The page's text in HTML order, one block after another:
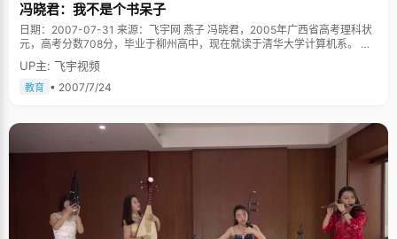
自己给自己压力，成绩老是提高不上去"，高立力说，"还有心态也不对，过
于追求名次，想冲击全省前几名，而且想着非清华不上，高考那几天满脑子
想的就是高考要考多好等等，越想越紧张，做题的时候异常谨慎，结果速度
下来了，失误也多了。" 高立力高考失误是所有人都没有想到的，不仅对他自
己，对家里，对学校打击都很大，这在当时可谓是个"爆炸性的新闻"了，因
为校长曾经对他信心百倍："所有人都可能考不上清华，但高立力肯定能考
上。"得知名落孙山以后，高立力几乎不敢回学校，觉得愧对所有老师，校
经历，很多人跟高立力一样仅仅因为几分而与清华失之交臂。出于 "同病相
怜"的感觉，高立力很快融入了这个集体。他认真分析了自己失利的原因，得
出了高考不能争名夺利，负担过重的结论。高立力说高四是自己整个高中过
得最轻松最快乐的一年，一是因为本来基础就很扎实，二是心里没有包袱
了："以前想的是&lsquo;我非清华不读&rsquo;，第二年想的是&lsquo;我尽
量去考，除了清华，其他一些学校也挺好的。&rsquo;"心态放轻松了，高立
力的学习也有了很大的进步。第二次高考中，他正常发挥了自己的水平，对
最后的成绩挺满意的。 高立力考上清华，最得意的是高爸爸。高爸爸高考的
时候就是县里的状元，所以对儿子期望很高，儿子考上清华，也不枉费了从
冯晓君：我不是个书呆子
日期：2007-07-31 来源：飞宇网 燕子 冯晓君，2005年广西省高考理科状
元，高考分数708分，毕业于柳州高中，现在就读于清华大学计算机系。 冯
晓君，应了名字里的"晓"字，冯晓君个子确实不高，典型的南方小男孩。冯
晓君长得很精神，尤其是眼睛，眼光闪烁，透着机灵和聪明。 冯晓君在清华
学的是计算机，这是他一直就非常喜欢的专业，不过他接触计算机却不是特
次机会学习一下电脑知识。没想到，老师一开始就教电脑编程，这给冯晓君
一个不小的下马威，更想不到的是，冯晓君的同学们大多是小学三、四年级
的小学生。冯晓君偶尔会用很同情的眼光看着他们："这些小孩子真可怜
&hellip;&hellip;"自此，冯晓君迷上计算机，迷上了编程，不过很可惜，他在
计算机编程竞赛中始终不理想，最好成绩就是2002、2003年全国信息学分
区联赛二等奖。有些失意的冯晓君忿忿的去参加了其他竞赛，结果拿到了
2004年全国物理竞赛三等奖，2003年全国中学生英语能力竞赛一等奖。"真
是有心栽花花不开，无心插柳柳成荫呀，"冯晓君只好用这句话来告慰自己。
UP主: 飞宇视频
教育 • 2007/7/24